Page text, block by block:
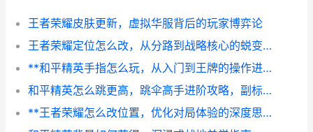
王者荣耀皮肤更新，虚拟华服背后的玩家博弈论
王者荣耀定位怎么改，从分路到战略核心的蜕变之路
**和平精英手指怎么玩，从入门到王牌的操作进阶指南副标题指尖战神之路**
和平精英怎么跳更高，跳伞高手进阶攻略，副标题，绝地求生空降战术深度解析
**王者荣耀怎么改位置，优化对局体验的深度思考**